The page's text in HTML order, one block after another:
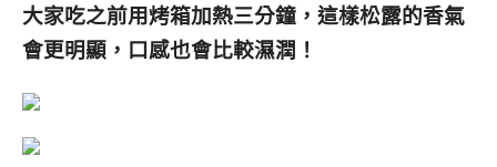
大家吃之前用烤箱加熱三分鐘，這樣松露的香氣
會更明顯，口感也會比較濕潤！